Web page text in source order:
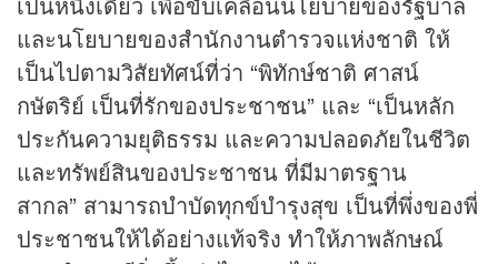
และนโยบายของสำนักงานตำรวจแห่งชาติ ให้
เป็นไปตามวิสัยทัศน์ที่ว่า “พิทักษ์ชาติ ศาสน์
กษัตริย์ เป็นที่รักของประชาชน” และ “เป็นหลัก
ประกันความยุติธรรม และความปลอดภัยในชีวิต
และทรัพย์สินของประชาชน ที่มีมาตรฐาน
สากล” สามารถบำบัดทุกข์บำรุงสุข เป็นที่พึ่งของพี่
ประชาชนให้ได้อย่างแท้จริง ทำให้ภาพลักษณ์